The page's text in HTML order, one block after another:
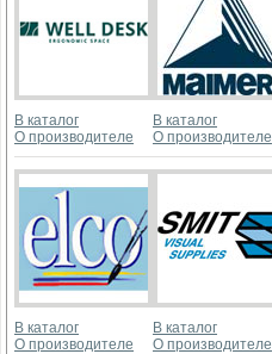
В каталог
О производителе
В каталог
О производителе
В каталог
О производителе
В каталог
О производителе